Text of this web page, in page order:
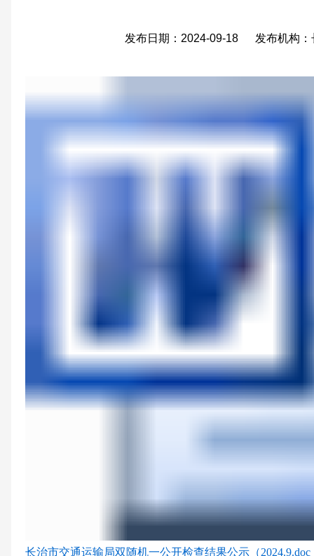
发布日期：2024-09-18 发布机构：
长治市交通运输局双随机一公开检查结果公示（2024.9.doc